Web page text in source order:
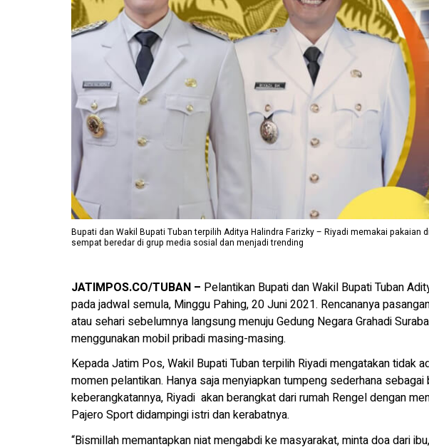
Bupati dan Wakil Bupati Tuban terpilih Aditya Halindra Farizky – Riyadi memakai pakaian
sempat beredar di grup media sosial dan menjadi trending
JATIMPOS.CO/TUBAN – Pelantikan Bupati dan Wakil Bupati Tuban
pada jadwal semula, Minggu Pahing, 20 Juni 2021. Rencananya
atau sehari sebelumnya langsung menuju Gedung Negara Grahadi
menggunakan mobil pribadi masing-masing.
Kepada Jatim Pos, Wakil Bupati Tuban terpilih Riyadi mengatakan tidak
momen pelantikan. Hanya saja menyiapkan tumpeng sederhana
keberangkatannya, Riyadi akan berangkat dari rumah Rengel dengan
Pajero Sport didampingi istri dan kerabatnya.
“Bismillah memantapkan niat mengabdi ke masyarakat, minta doa dari